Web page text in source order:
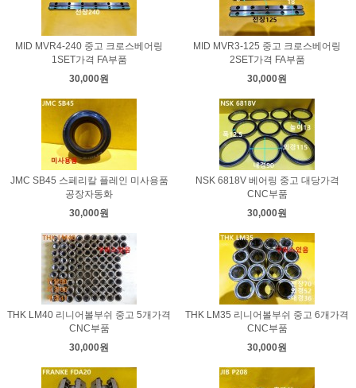
MID MVR4-240 중고 크로스베어링
1SET가격 FA부품
30,000원
MID MVR3-125 중고 크로스베어링
2SET가격 FA부품
30,000원
JMC SB45 스페리칼 플레인 미사용품
공장자동화
30,000원
NSK 6818V 베어링 중고 대당가격
CNC부품
30,000원
THK LM40 리니어볼부쉬 중고 5개가격
CNC부품
30,000원
THK LM35 리니어볼부쉬 중고 6개가격
CNC부품
30,000원